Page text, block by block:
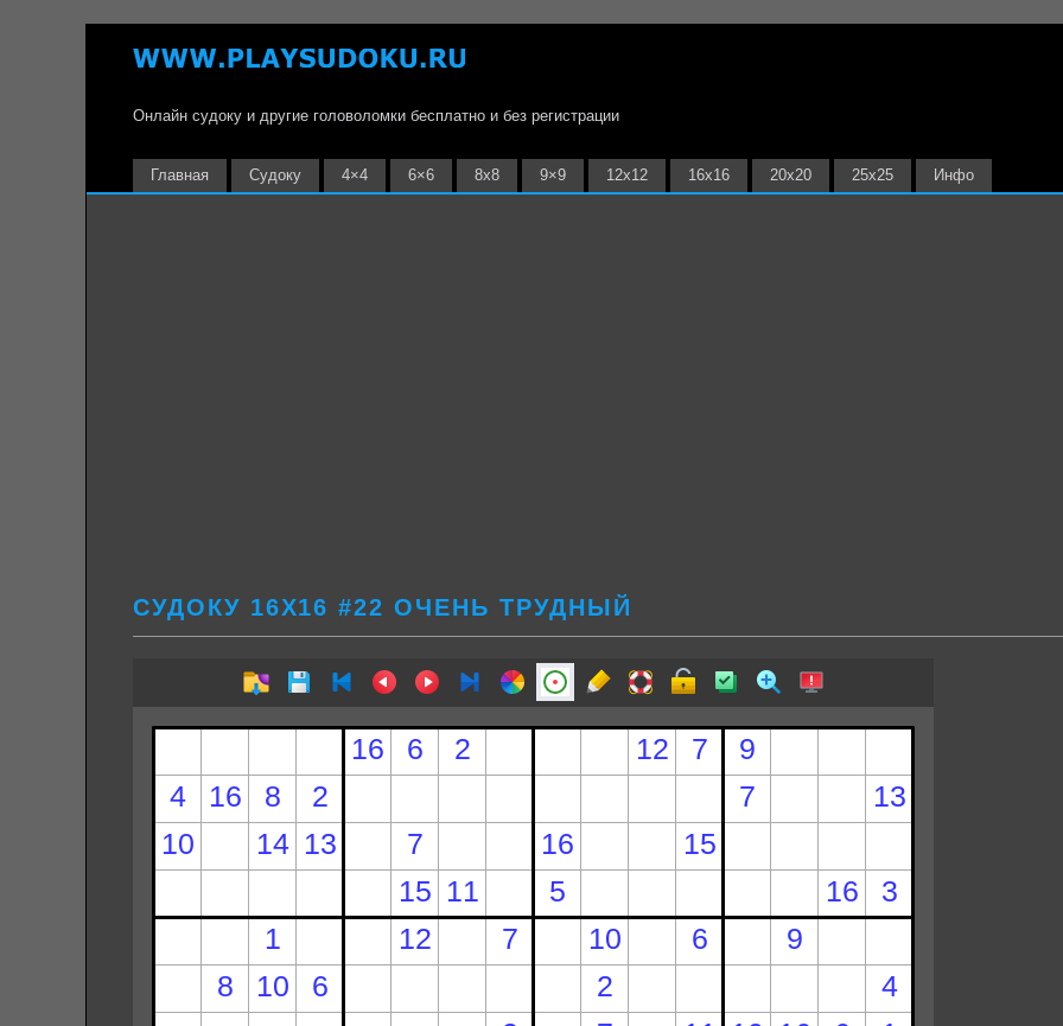
Онлайн судоку и другие головоломки бесплатно и без регистрации
Главная Судоку 4×4 6×6 8х8 9×9 12х12 16х16 20х20 25х25 Инфо
СУДОКУ 16Х16 #22 ОЧЕНЬ ТРУДНЫЙ